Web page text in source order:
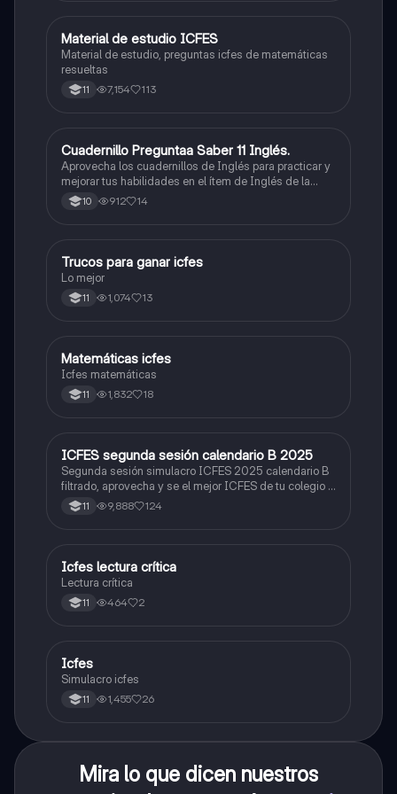
ICFES: Matemáticas
Material de estudio ICFES
Material de estudio, preguntas icfes de matemáticas
resueltas
11 7,154 113
ICFES: Inglés
Cuadernillo Preguntaa Saber 11 Inglés.
Aprovecha los cuadernillos de Inglés para practicar y
mejorar tus habilidades en el ítem de Inglés de la
Prueba Saber 11. 🫡
10 912 14
Química
Trucos para ganar icfes
Lo mejor
11 1,074 13
ICFES: Matemáticas
Matemáticas icfes
Icfes matemáticas
11 1,832 18
ICFES: Lectura Crítica
ICFES segunda sesión calendario B 2025
Segunda sesión simulacro ICFES 2025 calendario B
filtrado, aprovecha y se el mejor ICFES de tu colegio y
poder ingresar a universidad, y estudiar aquella
carrera con la que tanto sueñas.
11 9,888 124
Lengua Castellana
Icfes lectura crítica
Lectura crítica
11 464 2
ICFES: Sociales y Ciudadanas
Icfes
Simulacro icfes
11 1,455 26
Mira lo que dicen nuestros